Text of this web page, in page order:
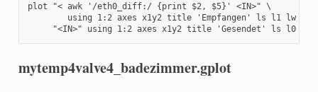
plot "< awk '/eth0_diff:/ {print $2, $5}' <IN>" \
"<IN>" using 1:2 axes x1y2 title 'Gesendet' ls l0 lw
mytemp4valve4_badezimmer.gplot